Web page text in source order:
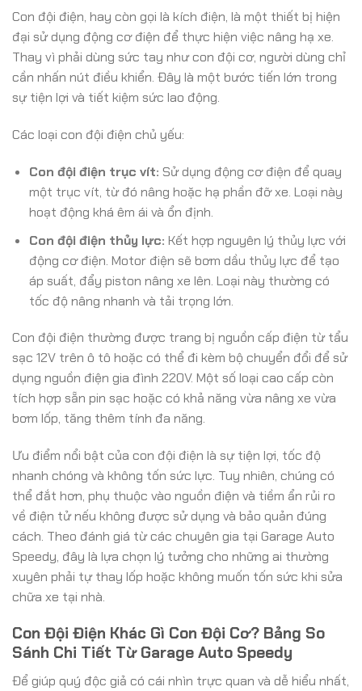
Con đội điện, hay còn gọi là kích điện, là một thiết bị hiện
đại sử dụng động cơ điện để thực hiện việc nâng hạ xe.
Thay vì phải dùng sức tay như con đội cơ, người dùng chỉ
cần nhấn nút điều khiển. Đây là một bước tiến lớn trong
sự tiện lợi và tiết kiệm sức lao động.
Các loại con đội điện chủ yếu:
Con đội điện trục vít: Sử dụng động cơ điện để quay
một trục vít, từ đó nâng hoặc hạ phần đỡ xe. Loại này
hoạt động khá êm ái và ổn định.
Con đội điện thủy lực: Kết hợp nguyên lý thủy lực với
động cơ điện. Motor điện sẽ bơm dầu thủy lực để tạo
áp suất, đẩy piston nâng xe lên. Loại này thường có
tốc độ nâng nhanh và tải trọng lớn.
Con đội điện thường được trang bị nguồn cấp điện từ tẩu
sạc 12V trên ô tô hoặc có thể đi kèm bộ chuyển đổi để sử
dụng nguồn điện gia đình 220V. Một số loại cao cấp còn
tích hợp sẵn pin sạc hoặc có khả năng vừa nâng xe vừa
bơm lốp, tăng thêm tính đa năng.
Ưu điểm nổi bật của con đội điện là sự tiện lợi, tốc độ
nhanh chóng và không tốn sức lực. Tuy nhiên, chúng có
thể đắt hơn, phụ thuộc vào nguồn điện và tiềm ẩn rủi ro
về điện tử nếu không được sử dụng và bảo quản đúng
cách. Theo đánh giá từ các chuyên gia tại Garage Auto
Speedy, đây là lựa chọn lý tưởng cho những ai thường
xuyên phải tự thay lốp hoặc không muốn tốn sức khi sửa
chữa xe tại nhà.
Con Đội Điện Khác Gì Con Đội Cơ? Bảng So
Sánh Chi Tiết Từ Garage Auto Speedy
Để giúp quý độc giả có cái nhìn trực quan và dễ hiểu nhất,